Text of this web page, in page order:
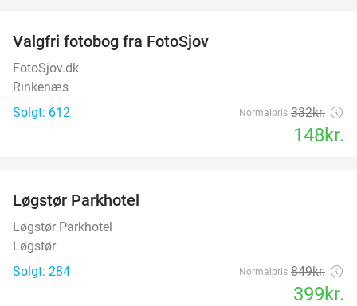
Valgfri fotobog fra FotoSjov
FotoSjov.dk
Rinkenæs
Solgt: 612
Normalpris 332kr.
148kr.
Løgstør Parkhotel
Løgstør Parkhotel
Løgstør
Solgt: 284
Normalpris 849kr.
399kr.